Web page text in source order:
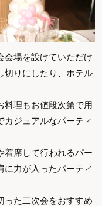
会場を設けていただけ
切りにしたり、ホテル
料理もお値段次第で用
ジュアルなパーティ
着席して行われるパー
に力が入ったパーティ
った二次会をおすすめ